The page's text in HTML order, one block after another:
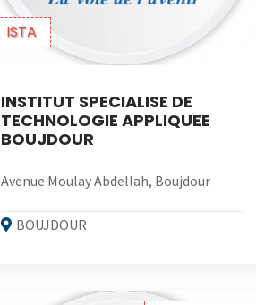
ISTA
INSTITUT SPECIALISE DE
TECHNOLOGIE APPLIQUEE
BOUJDOUR
Avenue Moulay Abdellah, Boujdour
BOUJDOUR